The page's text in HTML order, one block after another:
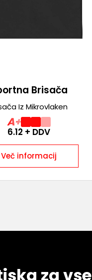
Brisača
Iz Mikrovlaken
A+
6.12 + DDV
Več informacij
za vse